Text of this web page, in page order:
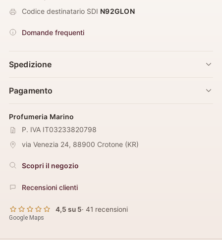
Codice destinatario SDI N92GLON
Domande frequenti
Spedizione
Pagamento
Profumeria Marino
P. IVA IT03233820798
via Venezia 24, 88900 Crotone (KR)
Scopri il negozio
Recensioni clienti
4,5 su 5· 41 recensioni
Google Maps